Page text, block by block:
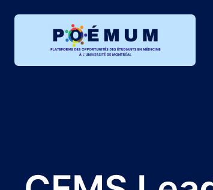
Aller